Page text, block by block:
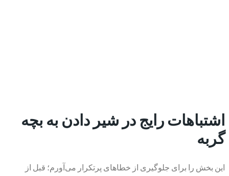
اشتباهات رایج در شیر دادن به بچه
گربه
این بخش را برای جلوگیری از خطاهای پرتکرار می‌آورم؛ قبل از